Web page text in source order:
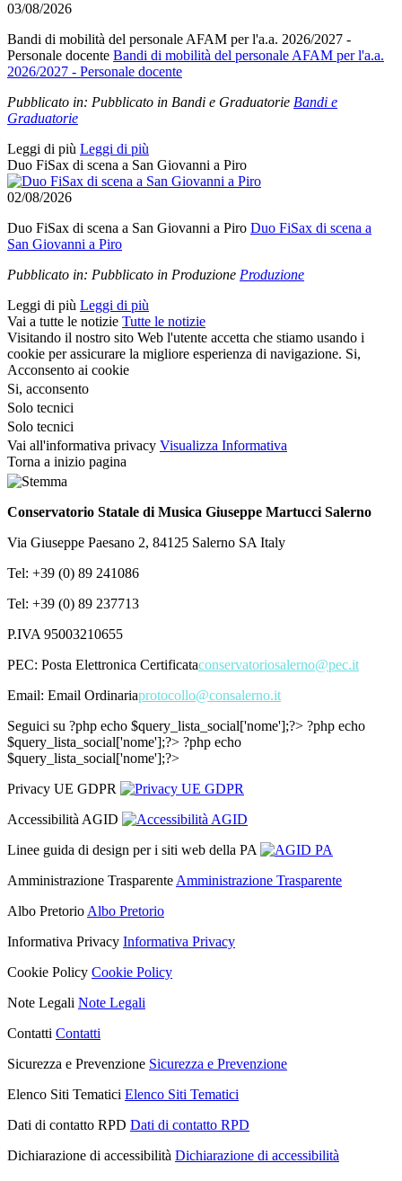
03/08/2026
Bandi di mobilità del personale AFAM per l'a.a. 2026/2027 -
Personale docente Bandi di mobilità del personale AFAM per l'a.a.
2026/2027 - Personale docente
Pubblicato in: Pubblicato in Bandi e Graduatorie Bandi e
Graduatorie
Leggi di più Leggi di più
Duo FiSax di scena a San Giovanni a Piro
02/08/2026
Duo FiSax di scena a San Giovanni a Piro Duo FiSax di scena a
San Giovanni a Piro
Pubblicato in: Pubblicato in Produzione Produzione
Leggi di più Leggi di più
Vai a tutte le notizie Tutte le notizie
Visitando il nostro sito Web l'utente accetta che stiamo usando i
cookie per assicurare la migliore esperienza di navigazione. Si,
Acconsento ai cookie
Si, acconsento
Solo tecnici
Solo tecnici
Vai all'informativa privacy Visualizza Informativa
Torna a inizio pagina
Conservatorio Statale di Musica Giuseppe Martucci Salerno
Via Giuseppe Paesano 2, 84125 Salerno SA Italy
Tel: +39 (0) 89 241086
Tel: +39 (0) 89 237713
P.IVA 95003210655
PEC: Posta Elettronica Certificataconservatoriosalerno@pec.it
Email: Email Ordinariaprotocollo@consalerno.it
Seguici su ?php echo $query_lista_social['nome'];?> ?php echo
$query_lista_social['nome'];?> ?php echo
$query_lista_social['nome'];?>
Privacy UE GDPR
Accessibilità AGID
Linee guida di design per i siti web della PA
Amministrazione TrasparenteAmministrazione Trasparente
Albo PretorioAlbo Pretorio
Informativa Privacy Informativa Privacy
Cookie Policy Cookie Policy
Note Legali Note Legali
Contatti Contatti
Sicurezza e Prevenzione Sicurezza e Prevenzione
Elenco Siti Tematici Elenco Siti Tematici
Dati di contatto RPD Dati di contatto RPD
Dichiarazione di accessibilità Dichiarazione di accessibilità